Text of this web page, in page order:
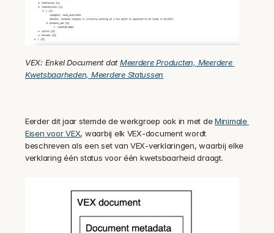
VEX: Enkel Document dat Meerdere Producten, Meerdere
Kwetsbaarheden, Meerdere Statussen
Eerder dit jaar stemde de werkgroep ook in met de Minimale
Eisen voor VEX, waarbij elk VEX-document wordt
beschreven als een set van VEX-verklaringen, waarbij elke
verklaring één status voor één kwetsbaarheid draagt.